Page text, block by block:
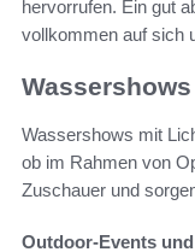
hervorrufen. Ein gut
vollkommen auf sich
Wassershows mit
ob im Rahmen von
Zuschauer und
Outdoor-Events